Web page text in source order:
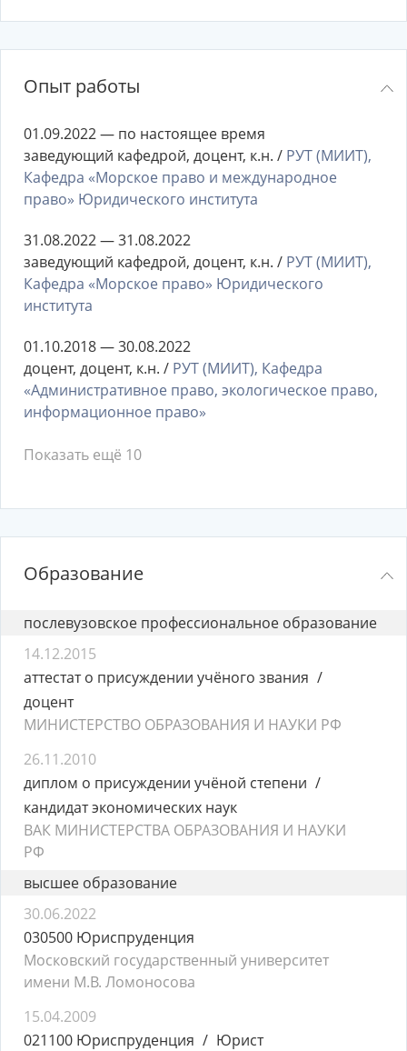
Опыт работы
01.09.2022 — по настоящее время
заведующий кафедрой, доцент, к.н. / РУТ (МИИТ),
Кафедра «Морское право и международное
право» Юридического института
31.08.2022 — 31.08.2022
заведующий кафедрой, доцент, к.н. / РУТ (МИИТ),
Кафедра «Морское право» Юридического
института
01.10.2018 — 30.08.2022
доцент, доцент, к.н. / РУТ (МИИТ), Кафедра
«Административное право, экологическое право,
информационное право»
Показать ещё 10
Образование
послевузовское профессиональное образование
14.12.2015
аттестат о присуждении учёного звания
доцент
МИНИСТЕРСТВО ОБРАЗОВАНИЯ И НАУКИ РФ
26.11.2010
диплом о присуждении учёной степени
кандидат экономических наук
ВАК МИНИСТЕРСТВА ОБРАЗОВАНИЯ И НАУКИ
РФ
высшее образование
30.06.2022
030500 Юриспруденция
Московский государственный университет
имени М.В. Ломоносова
15.04.2009
021100 Юриспруденция
Юрист